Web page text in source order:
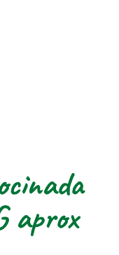
aprox